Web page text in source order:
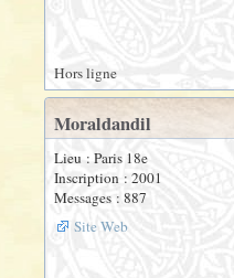
Hors ligne
Moraldandil
Lieu : Paris 18e
Inscription : 2001
Messages : 887
Site Web